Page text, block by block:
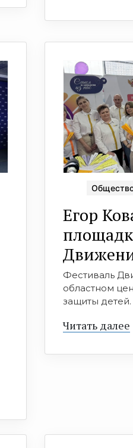
Егор
Фестиваль
областном
защиты детей.
Читать далее